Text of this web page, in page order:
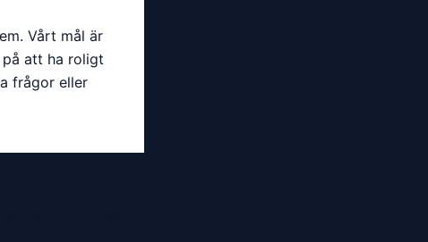
Vårt mål är
att ha roligt
frågor eller